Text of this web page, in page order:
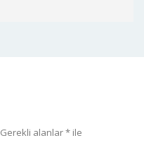
Gerekli alanlar* ile